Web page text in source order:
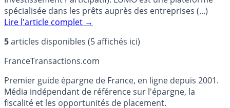
spécialisée dans les prêts auprès des entreprises (...)
Lire l'article complet →
5articles disponibles (5 affichés ici)
FranceTransactions.com
Premier guide épargne de France, en ligne depuis 2001.
Média indépendant de référence sur l'épargne, la
fiscalité et les opportunités de placement.